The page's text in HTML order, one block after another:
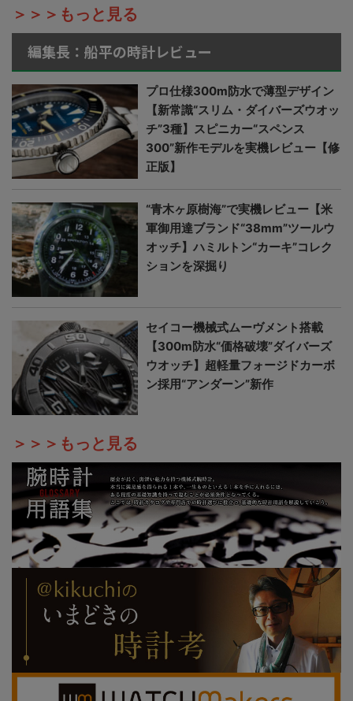
＞＞＞もっと見る
編集長：船平の時計レビュー
プロ仕様300m防水で薄型デザイン
【新常識“スリム・ダイバーズウオッ
チ”3種】スピニカー“スペンス
300”新作モデルを実機レビュー【修
正版】
“青木ヶ原樹海”で実機レビュー【米
軍御用達ブランド“38mm”ツールウ
オッチ】ハミルトン“カーキ”コレク
ションを深掘り
セイコー機械式ムーヴメント搭載
【300m防水“価格破壊”ダイバーズ
ウオッチ】超軽量フォージドカーボ
ン採用“アンダーン”新作
＞＞＞もっと見る